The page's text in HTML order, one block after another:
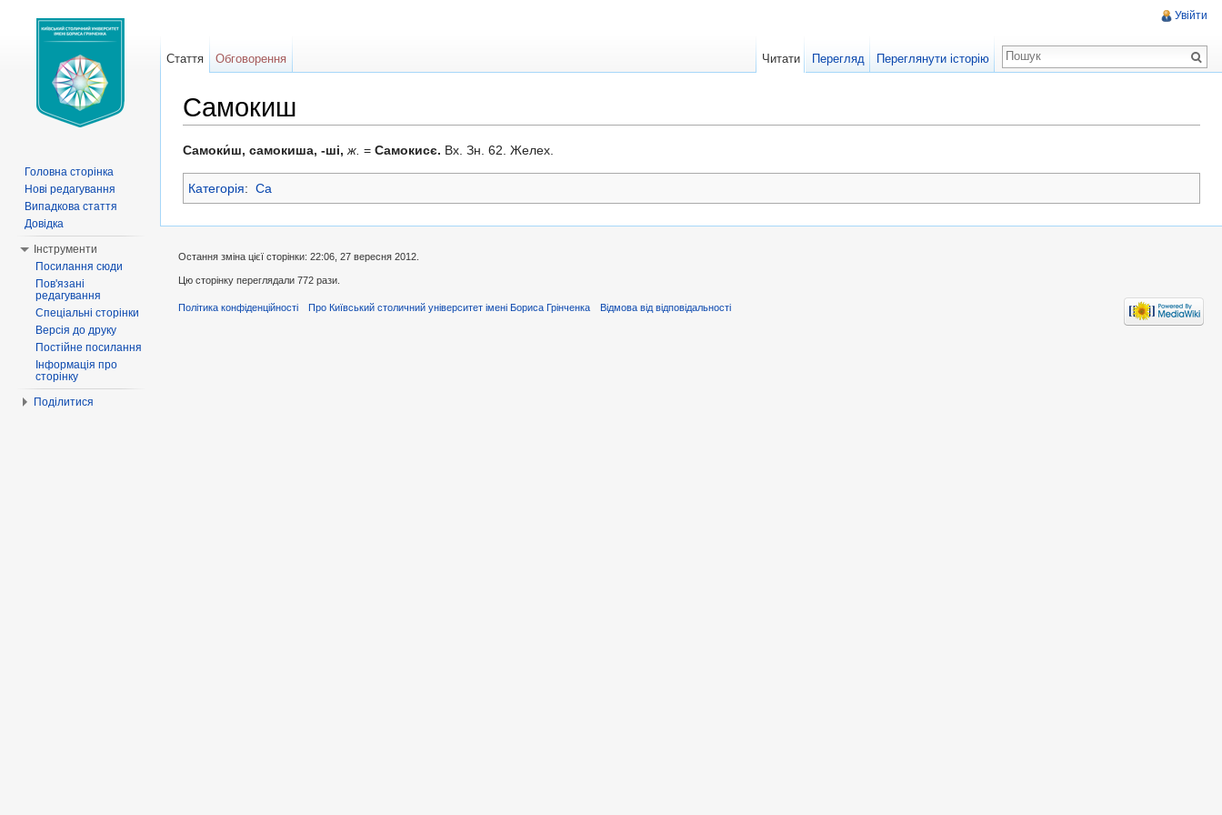
Самокиш
Самоки́ш, самокиша, -ші,ж. = Самокисє. Вх. Зн. 62. Желех.
Категорія: Са
Увійти
Стаття Обговорення Читати Перегляд Переглянути історію
Головна сторінка
Нові редагування
Випадкова стаття
Довідка
Інструменти
Посилання сюди
Пов'язані
редагування
Спеціальні сторінки
Версія до друку
Постійне посилання
Інформація про
сторінку
Поділитися
Остання зміна цієї сторінки: 22:06, 27 вересня 2012.
Цю сторінку переглядали 772 рази.
Політика конфіденційності Про Київський столичний університет імені Бориса Грінченка Відмова від відповідальності